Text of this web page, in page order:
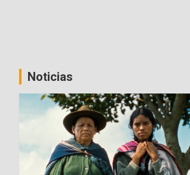
Noticias